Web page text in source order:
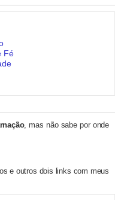
Fé
, mas não sabe por onde
e outros dois links com meus